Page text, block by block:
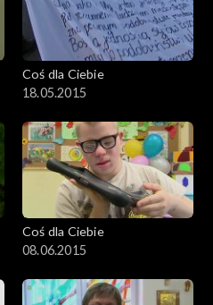
Coś dla Ciebie
18.05.2015
Coś dla Ciebie
08.06.2015